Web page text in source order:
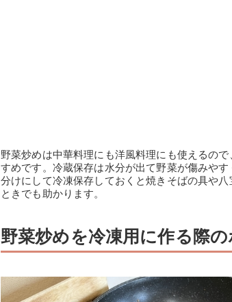
野菜炒めは中華料理にも洋風料理にも使えるの
すめです。冷蔵保存は水分が出て野菜が傷みや
分けにして冷凍保存しておくと焼きそばの具や
ときでも助かります。
野菜炒めを冷凍用に作る際